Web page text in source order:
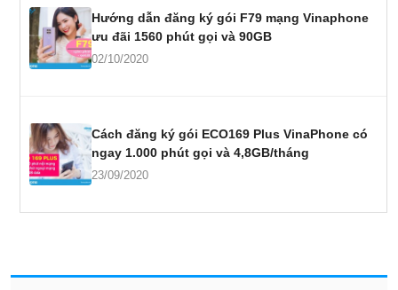
Hướng dẫn đăng ký gói F79 mạng Vinaphone
ưu đãi 1560 phút gọi và 90GB
02/10/2020
Cách đăng ký gói ECO169 Plus VinaPhone có
ngay 1.000 phút gọi và 4,8GB/tháng
23/09/2020